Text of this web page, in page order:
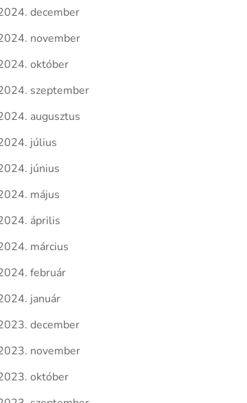
december
november
október
szeptember
augusztus
július
június
május
április
március
február
január
december
november
október